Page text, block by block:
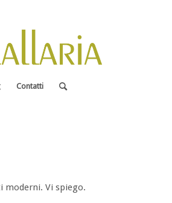
Contatti
moderni. Vi spiego.